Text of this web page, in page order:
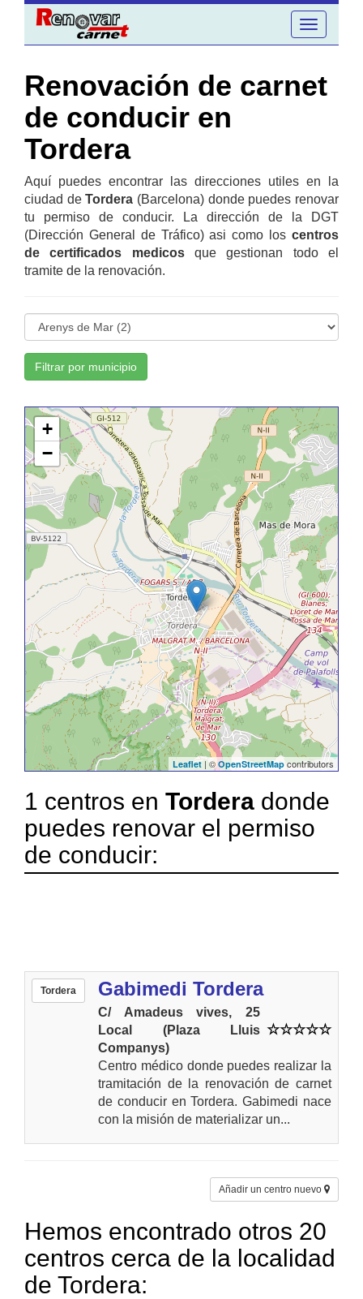
Toggle
navigation
Renovación de carnet
de conducir en
Tordera
Aquí puedes encontrar las direcciones utiles en la
ciudad deTordera (Barcelona) donde puedes renovar
tu permiso de conducir. La dirección de la DGT
(Dirección General de Tráfico) asi como los centros
de certificados medicosque gestionan todo el
tramite de la renovación.
Filtrar por municipio
+
−
Leaflet| © OpenStreetMapcontributors
1 centros en Tordera donde
puedes renovar el permiso
de conducir:
Tordera Gabimedi Tordera
C/ Amadeus vives, 25
Local (Plaza Lluis
Companys)
Centro médico donde puedes realizar la
tramitación de la renovación de carnet
de conducir en Tordera. Gabimedi nace
con la misión de materializar un...
Añadir un centro nuevo
Hemos encontrado otros 20
centros cerca de la localidad
de Tordera: